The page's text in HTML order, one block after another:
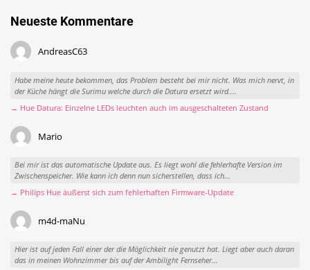
Neueste Kommentare
AndreasC63
Habe meine heute bekommen, das Problem besteht bei mir nicht. Was mich nervt, in
der Küche hängt die Surimu welche durch die Datura ersetzt wird....
→ Hue Datura: Einzelne LEDs leuchten auch im ausgeschalteten Zustand
Mario
Bei mir ist das automatische Update aus. Es liegt wohl die fehlerhafte Version im
Zwischenspeicher. Wie kann ich denn nun sicherstellen, dass ich...
→ Philips Hue äußerst sich zum fehlerhaften Firmware-Update
m4d-maNu
Hier ist auf jeden Fall einer der die Möglichkeit nie genutzt hat. Liegt aber auch daran
das in meinen Wohnzimmer bis auf der Ambilight Fernseher...